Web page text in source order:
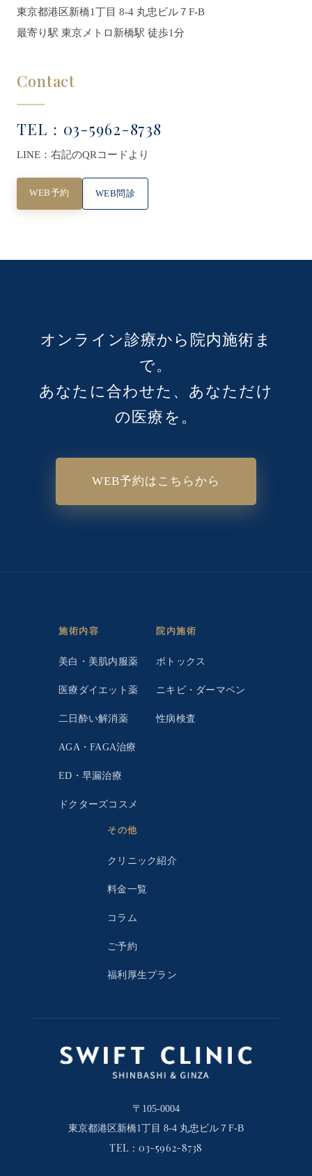
東京都港区新橋1丁目 8-4 丸忠ビル７F-B
最寄り駅 東京メトロ新橋駅 徒歩1分
Contact
TEL：03-5962-8738
LINE：右記のQRコードより
WEB予約 WEB問診
オンライン診療から院内施術ま
で。
あなたに合わせた、あなただけ
の医療を。
WEB予約はこちらから
施術内容
美白・美肌内服薬
医療ダイエット薬
二日酔い解消薬
AGA・FAGA治療
ED・早漏治療
ドクターズコスメ
院内施術
ボトックス
ニキビ・ダーマペン
性病検査
その他
クリニック紹介
料金一覧
コラム
ご予約
福利厚生プラン
〒105-0004
東京都港区新橋1丁目 8-4 丸忠ビル７F-B
TEL：03-5962-8738